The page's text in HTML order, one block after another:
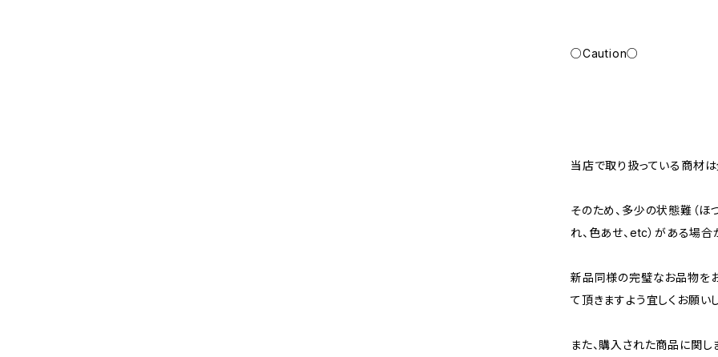
○Caution○
当店で取り扱っている商材は
そのため、多少の状態難（ほ
れ、色あせ、etc）がある場合
新品同様の完璧なお品物を
て頂きますよう宜しくお願いし
また、購入された商品に関し